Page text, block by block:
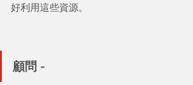
好利用這些資源。
顧問 -